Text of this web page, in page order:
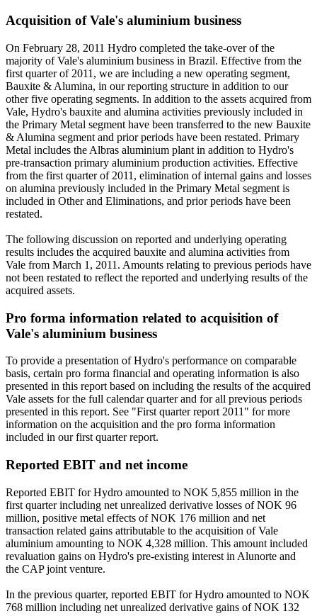
Acquisition of Vale's aluminium business
On February 28, 2011 Hydro completed the take-over of the
majority of Vale's aluminium business in Brazil. Effective from the
first quarter of 2011, we are including a new operating segment,
Bauxite & Alumina, in our reporting structure in addition to our
other five operating segments. In addition to the assets acquired from
Vale, Hydro's bauxite and alumina activities previously included in
the Primary Metal segment have been transferred to the new Bauxite
& Alumina segment and prior periods have been restated. Primary
Metal includes the Albras aluminium plant in addition to Hydro's
pre-transaction primary aluminium production activities. Effective
from the first quarter of 2011, elimination of internal gains and losses
on alumina previously included in the Primary Metal segment is
included in Other and Eliminations, and prior periods have been
restated.
The following discussion on reported and underlying operating
results includes the acquired bauxite and alumina activities from
Vale from March 1, 2011. Amounts relating to previous periods have
not been restated to reflect the reported and underlying results of the
acquired assets.
Pro forma information related to acquisition of
Vale's aluminium business
To provide a presentation of Hydro's performance on comparable
basis, certain pro forma financial and operating information is also
presented in this report based on including the results of the acquired
Vale assets for the full calendar quarter and for all previous periods
presented in this report. See "First quarter report 2011" for more
information on the acquisition and the pro forma information
included in our first quarter report.
Reported EBIT and net income
Reported EBIT for Hydro amounted to NOK 5,855 million in the
first quarter including net unrealized derivative losses of NOK 96
million, positive metal effects of NOK 176 million and net
transaction related gains attributable to the acquisition of Vale
aluminium amounting to NOK 4,328 million. This amount included
revaluation gains on Hydro's pre-existing interest in Alunorte and
the CAP joint venture.
In the previous quarter, reported EBIT for Hydro amounted to NOK
768 million including net unrealized derivative gains of NOK 132